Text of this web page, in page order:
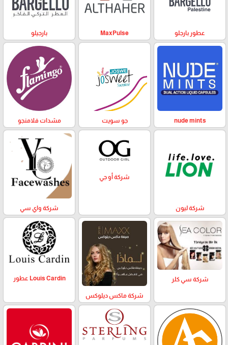
عطور بارجلو MaxPulse بارجيلو
nude mints جو سويت مشدات فلامنجو
شركة ليون
شركة أو جي
شركة واي سي
شركة سي كلر
شركة ماكس ديلوكس
Louis Cardin عطور